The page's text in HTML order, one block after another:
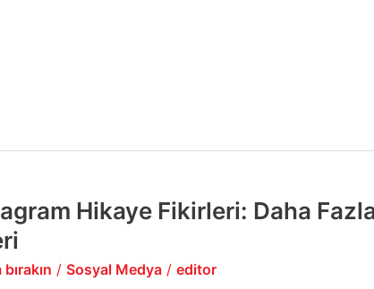
Hikaye Fikirleri: Daha
/ Sosyal Medya / editor